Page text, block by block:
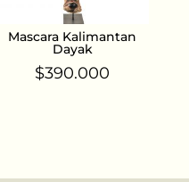
Mascara Kalimantan
Dayak
$390.000